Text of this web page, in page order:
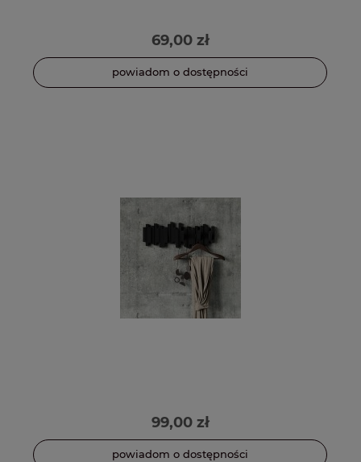
69,00 zł
powiadom o dostępności
99,00 zł
powiadom o dostępności